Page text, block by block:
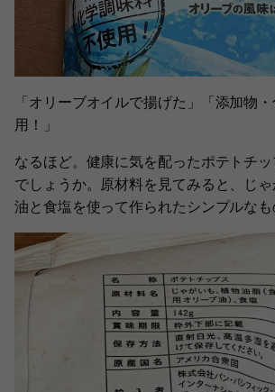
「オリーブオイルで揚げた」「添加物
用！」
なるほど。健康に気を配ったポテトチ
でしょうか。原材料を見てみると、じ
油と食塩を使って作られたシンプルなも